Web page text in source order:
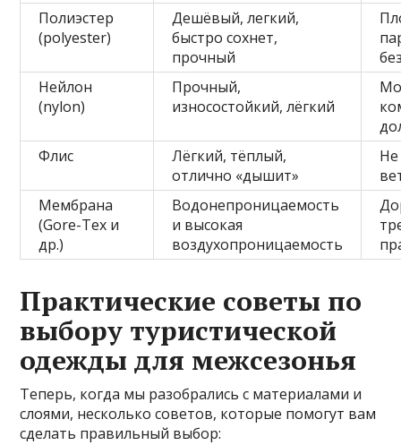
Полиэстер
(polyester)
Дешёвый, легкий,
быстро сохнет,
прочный
Нейлон
(nylon)
Прочный,
износостойкий, лёгкий
Флис
Лёгкий, тёплый,
отлично «дышит»
Мембрана
(Gore-Tex и
др.)
Водонепроницаемость
и высокая
воздухопроницаемость
Практические советы по
выбору туристической
одежды для межсезонья
Теперь, когда мы разобрались с материалами и
слоями, несколько советов, которые помогут вам
сделать правильный выбор: